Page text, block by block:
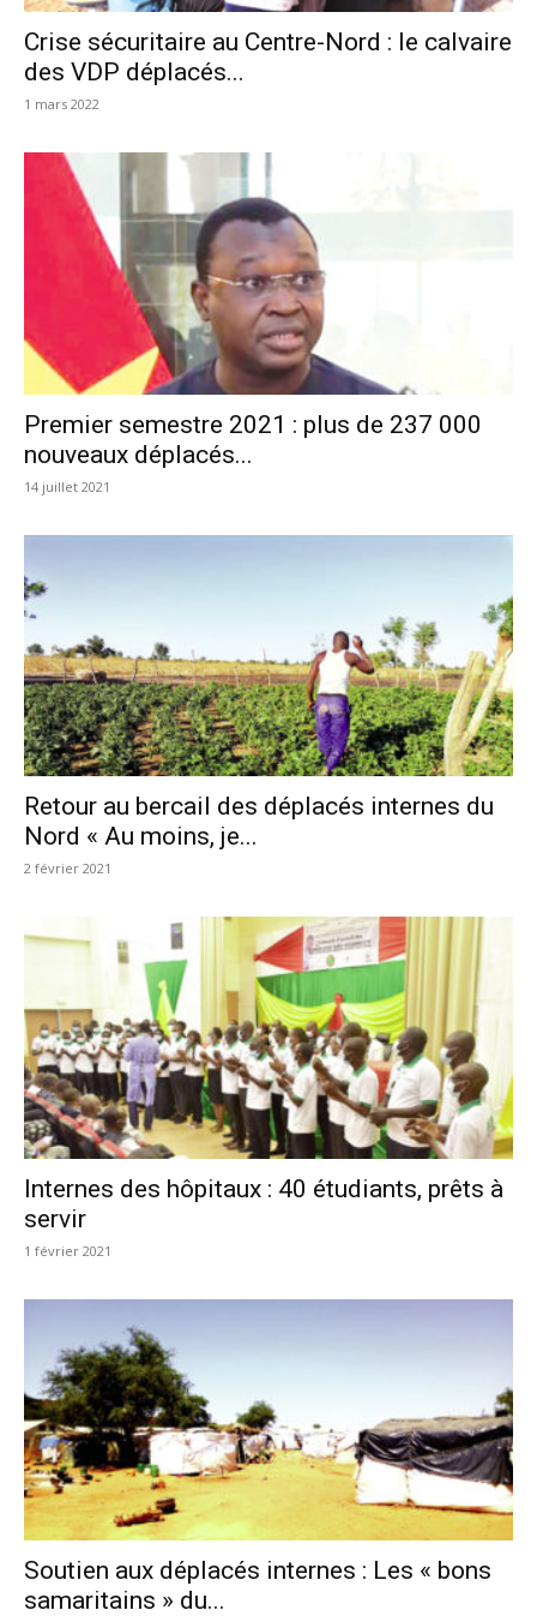
Crise sécuritaire au Centre-Nord : le calvaire
des VDP déplacés...
1 mars 2022
Premier semestre 2021 : plus de 237 000
nouveaux déplacés...
14 juillet 2021
Retour au bercail des déplacés internes du
Nord « Au moins, je...
2 février 2021
Internes des hôpitaux : 40 étudiants, prêts à
servir
1 février 2021
Soutien aux déplacés internes : Les « bons
samaritains » du...